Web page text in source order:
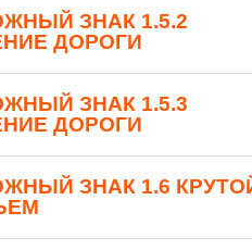
ЗНАК 1.5.2
ДОРОГИ
ЗНАК 1.5.3
ДОРОГИ
ЗНАК 1.6